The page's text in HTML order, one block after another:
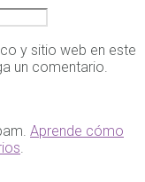
y sitio web en este
un comentario.
Aprende cómo